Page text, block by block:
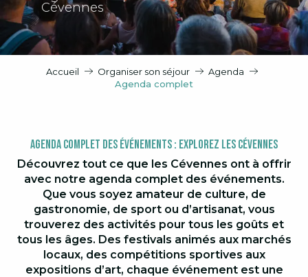
Cévennes
Accueil Organiser son séjour
Agenda
Agenda complet
Agenda Complet des Événements : Explorez les Cévennes
Découvrez tout ce que les Cévennes ont à offrir
avec notre agenda complet des événements.
Que vous soyez amateur de culture, de
gastronomie, de sport ou d’artisanat, vous
trouverez des activités pour tous les goûts et
tous les âges. Des festivals animés aux marchés
locaux, des compétitions sportives aux
expositions d’art, chaque événement est une